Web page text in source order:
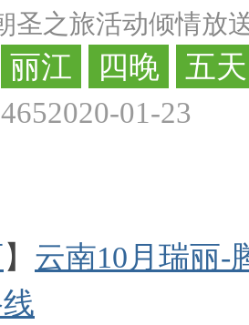
圣之旅活动倾情放
丽江 四晚 五天
2020-01-23
】 云南10月瑞丽-